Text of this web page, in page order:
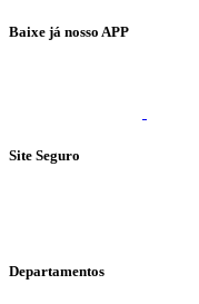
Baixe já nosso APP
Site Seguro
Departamentos